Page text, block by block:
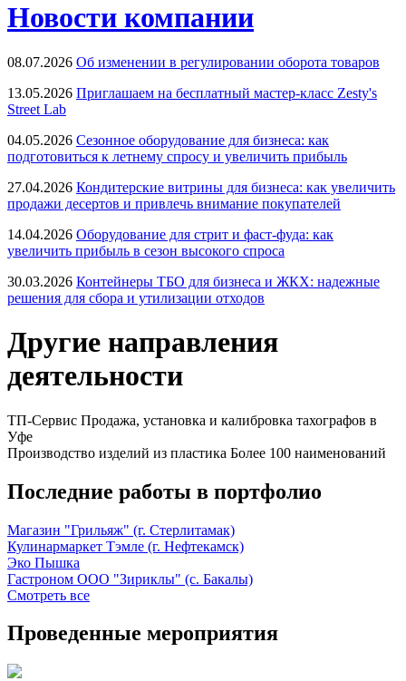
Новости компании
08.07.2026 Об изменении в регулировании оборота товаров
13.05.2026 Приглашаем на бесплатный мастер-класс Zesty's
Street Lab
04.05.2026 Сезонное оборудование для бизнеса: как
подготовиться к летнему спросу и увеличить прибыль
27.04.2026 Кондитерские витрины для бизнеса: как увеличить
продажи десертов и привлечь внимание покупателей
14.04.2026 Оборудование для стрит и фаст-фуда: как
увеличить прибыль в сезон высокого спроса
30.03.2026 Контейнеры ТБО для бизнеса и ЖКХ: надежные
решения для сбора и утилизации отходов
Другие направления
деятельности
ТП-Сервис Продажа, установка и калибровка тахографов в
Уфе
Производство изделий из пластика Более 100 наименований
Последние работы в портфолио
Магазин "Грильяж" (г. Стерлитамак)
Кулинармаркет Тэмле (г. Нефтекамск)
Эко Пышка
Гастроном ООО "Зириклы" (с. Бакалы)
Смотреть все
Проведенные мероприятия